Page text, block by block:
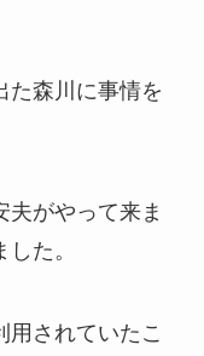
た森川に事情を
夫がやって来ま
た。
用されていたこ